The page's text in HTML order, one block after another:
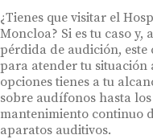
¿Tienes que visitar el
Moncloa? Si es tu caso y,
pérdida de audición,
para atender tu situación
opciones tienes a tu
sobre audífonos hasta
mantenimiento continuo
aparatos auditivos.